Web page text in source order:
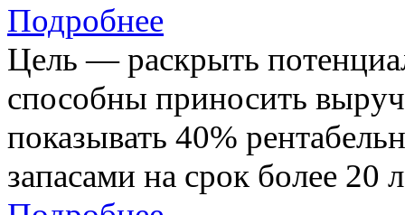
Подробнее
Цель — раскрыть
способны приносить
показывать 40%
запасами на срок более 20